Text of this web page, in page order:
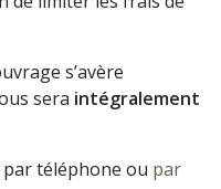
s’avère
sera intégralement
téléphone ou par